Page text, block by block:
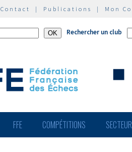
Contact | Publications | Mon
Rechercher un club
FFE COMPÉTITIONS